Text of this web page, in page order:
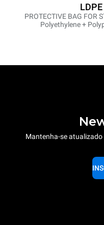
PROTECTIVE BAG FOR
Polyethylene +
Mantenha-se